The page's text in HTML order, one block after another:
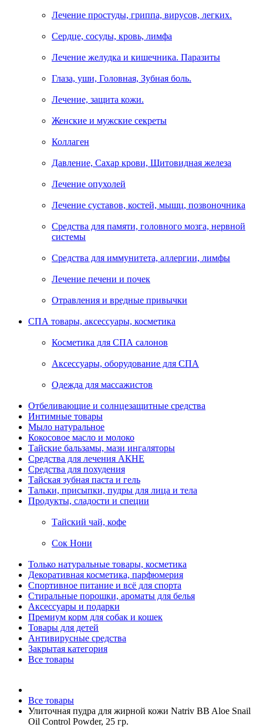
Лечение простуды, гриппа, вирусов, легких.
Сердце, сосуды, кровь, лимфа
Лечение желудка и кишечника. Паразиты
Глаза, уши, Головная, Зубная боль.
Лечение, защита кожи.
Женские и мужские секреты
Коллаген
Давление, Сахар крови, Щитовидная железа
Лечение опухолей
Лечение суставов, костей, мышц, позвоночника
Средства для памяти, головного мозга, нервной
системы
Средства для иммунитета, аллергии, лимфы
Лечение печени и почек
Отравления и вредные привычки
СПА товары, аксессуары, косметика
Косметика для СПА салонов
Аксессуары, оборудование для СПА
Одежда для массажистов
Отбеливающие и солнцезащитные средства
Интимные товары
Мыло натуральное
Кокосовое масло и молоко
Тайские бальзамы, мази ингаляторы
Средства для лечения АКНЕ
Средства для похудения
Тайская зубная паста и гель
Тальки, присыпки, пудры для лица и тела
Продукты, сладости и специи
Тайский чай, кофе
Сок Нони
Только натуральные товары, косметика
Декоративная косметика, парфюмерия
Спортивное питание и всё для спорта
Стиральные порошки, ароматы для белья
Аксессуары и подарки
Премиум корм для собак и кошек
Товары для детей
Антивирусные средства
Закрытая категория
Все товары
Все товары
Улиточная пудра для жирной кожи Natriv BB Aloe Snail
Oil Control Powder, 25 гр.